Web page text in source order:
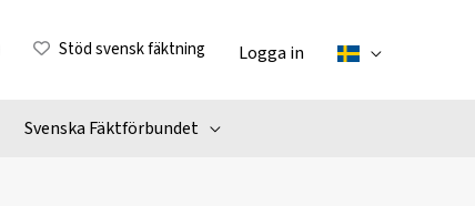
Stöd svensk fäktning Logga in
Svenska Fäktförbundet